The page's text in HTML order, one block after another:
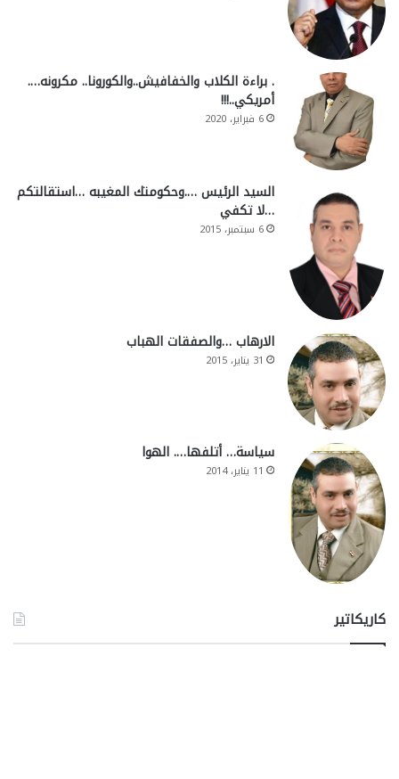
. براءة الكلاب والخفافيش..والكورونا.. مكرونه….
أمريكي..!!!
6 فبراير، 2020
السيد الرئيس ….وحكومتك المغيبه …استقالتكم
…لا تكفي
6 سبتمبر، 2015
الارهاب …والصفقات الهباب
31 يناير، 2015
سياسة… أتلفها…. الهوا
11 يناير، 2014
كاريكاتير